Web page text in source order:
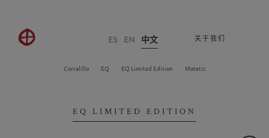
ES EN 中文 关于我们
Corralillo EQ EQ Limited Edition Matetic
EQ LIMITED EDITION